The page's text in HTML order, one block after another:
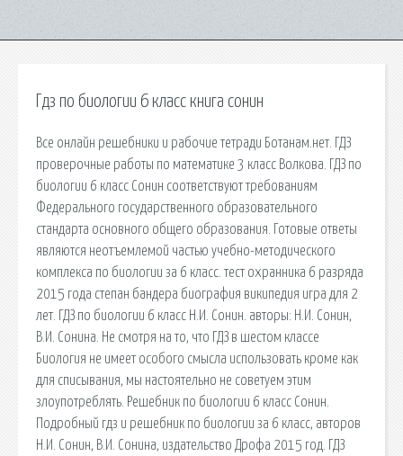
Гдз по биологии 6 класс книга сонин
Все онлайн решебники и рабочие тетради Ботанам.нет. ГДЗ
проверочные работы по математике 3 класс Волкова. ГДЗ по
биологии 6 класс Сонин соответствуют требованиям
Федерального государственного образовательного
стандарта основного общего образования. Готовые ответы
являются неотъемлемой частью учебно-методического
комплекса по биологии за 6 класс. тест охранника 6 разряда
2015 года степан бандера биография википедия игра для 2
лет. ГДЗ по биологии 6 класс Н.И. Сонин. авторы: Н.И. Сонин,
В.И. Сонина. Не смотря на то, что ГДЗ в шестом классе
Биология не имеет особого смысла использовать кроме как
для списывания, мы настоятельно не советуем этим
злоупотреблять. Решебник по биологии 6 класс Сонин.
Подробный гдз и решебник по биологии за 6 класс, авторов
Н.И. Сонин, В.И. Сонина, издательство Дрофа 2015 год. ГДЗ